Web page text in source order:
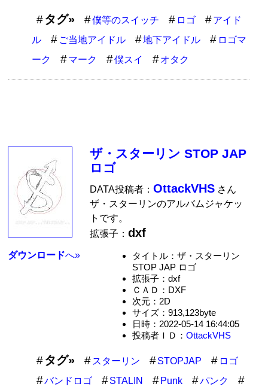
タグ» 僕等のスイッチ ロゴ
アイド
ル
ご当地アイドル 地下アイドル
ロゴマ
ーク
マーク 僕スイ オタク
ダウンロードへ»
ザ・スターリン STOP JAP
ロゴ
DATA投稿者：OttackVHS さん
ザ・スターリンのアルバムジャケッ
トです。
拡張子：dxf
タイトル：ザ・スターリン
STOP JAP ロゴ
拡張子：dxf
ＣＡＤ：DXF
次元：2D
サイズ：913,123byte
日時：2022-05-14 16:44:05
投稿者ＩＤ： OttackVHS
タグ» スターリン STOPJAP
ロゴ
バンドロゴ
STALIN Punk
パンク